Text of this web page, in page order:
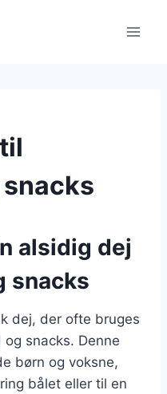
alsidig dej
snacks
dej, der ofte bruges
snacks. Denne
børn og voksne,
bålet eller til en